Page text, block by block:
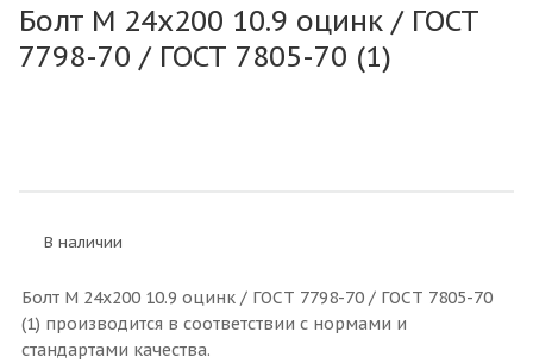
Болт M 24x200 10.9 оцинк / ГОСТ
7798-70 / ГОСТ 7805-70 (1)
В наличии
Болт M 24x200 10.9 оцинк / ГОСТ 7798-70 / ГОСТ 7805-70
(1) производится в соответствии с нормами и
стандартами качества.